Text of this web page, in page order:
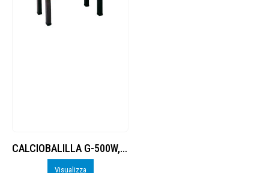
CALCIOBALILLA G-500W, ASTE RIENTRANTI, NO GETTON.
Visualizza